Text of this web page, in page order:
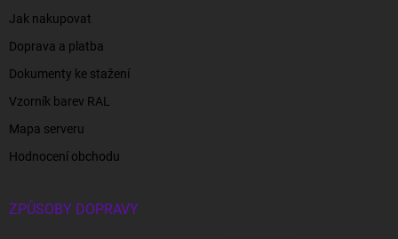
Jak nakupovat
Doprava a platba
Dokumenty ke stažení
Vzorník barev RAL
Mapa serveru
Hodnocení obchodu
ZPŮSOBY DOPRAVY